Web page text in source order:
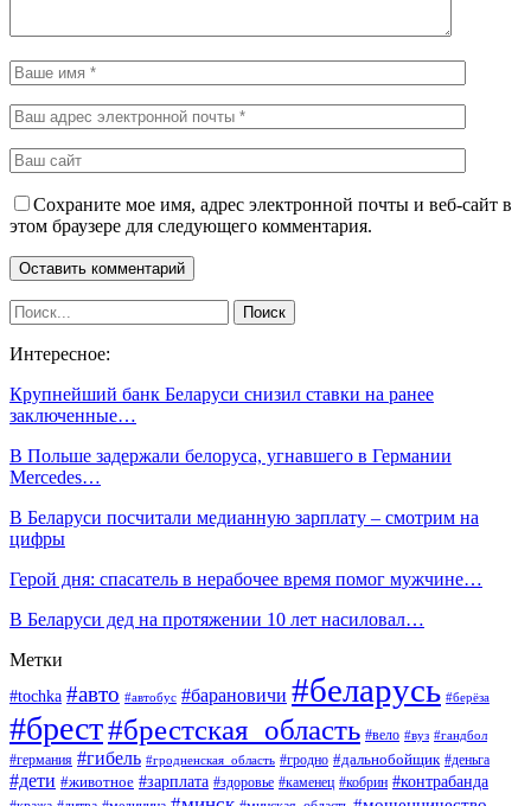
Сохраните мое имя, адрес электронной почты и веб-сайт в
этом браузере для следующего комментария.
Интересное:
Крупнейший банк Беларуси снизил ставки на ранее
заключенные…
В Польше задержали белоруса, угнавшего в Германии
Mercedes…
В Беларуси посчитали медианную зарплату – смотрим на
цифры
Герой дня: спасатель в нерабочее время помог мужчине…
В Беларуси дед на протяжении 10 лет насиловал…
Метки
#tochka #авто #автобус #барановичи #беларусь #берёза
#брест#брестская_область #вело #вуз #гандбол
#германия #гибель #гродненская_область #гродно #дальнобойщик #деньга
#дети #животное #зарплата #здоровье #каменец #кобрин #контрабанда